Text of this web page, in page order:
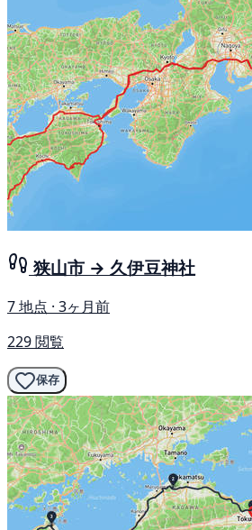
狭山市 → 久伊豆神社
7 地点 · 3ヶ月前
229 閲覧
保存